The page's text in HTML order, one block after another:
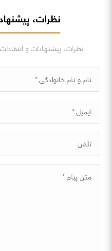
نظرات،
نظرات، پیشنهادات و